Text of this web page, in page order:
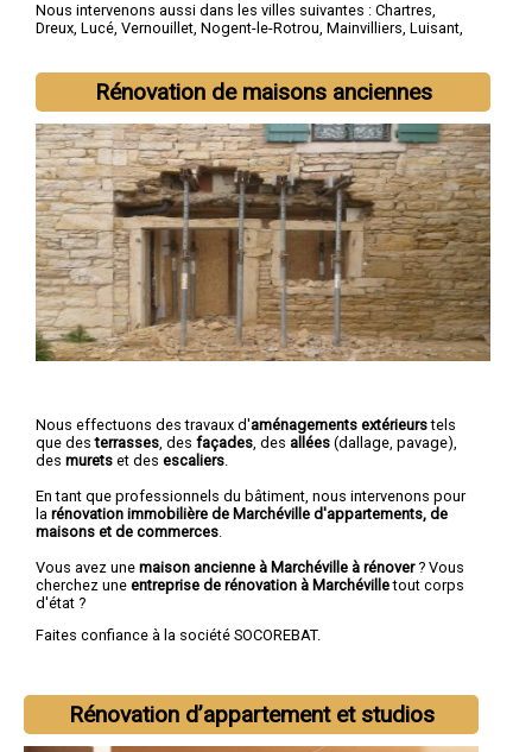
Nous intervenons aussi dans les villes suivantes : Chartres,
Dreux, Lucé, Vernouillet, Nogent-le-Rotrou, Mainvilliers, Luisant,
Rénovation de maisons anciennes
Nous effectuons des travaux d'aménagements extérieurstels
que desterrasses , des façades , des allées (dallage, pavage),
des murets et des escaliers
En tant que professionnels du bâtiment, nous intervenons pour
la rénovation immobilière de Marchéville d'appartements, de
maisons et de commerces
Vous avez une maison ancienne à Marchéville à rénover? Vous
cherchez une entreprise de rénovation à Marchévilletout corps
d'état ?
Faites confiance à la société SOCOREBAT.
Rénovation d’appartement et studios